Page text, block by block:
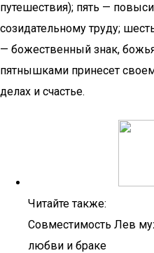
путешествия); пять —
созидательному труду;
— божественный знак,
пятнышками принесет
делах и счастье.
Читайте также:
Совместимость Лев
любви и браке